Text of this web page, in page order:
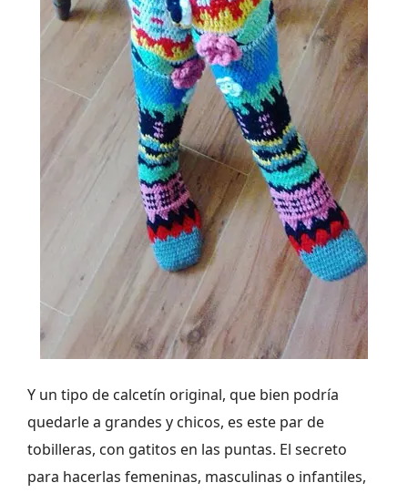
Y un tipo de calcetín original, que bien podría
quedarle a grandes y chicos, es este par de
tobilleras, con gatitos en las puntas. El secreto
para hacerlas femeninas, masculinas o infantiles,